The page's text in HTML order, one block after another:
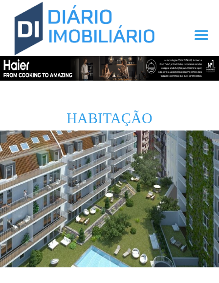
HABITAÇÃO